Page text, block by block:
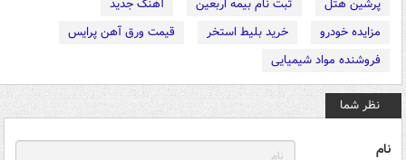
پرشین هتل
ثبت نام بیمه اربعین
آهنگ جدید
مزایده خودرو
خرید بلیط استخر
قیمت ورق آهن پرایس
فروشنده مواد شیمیایی
نظر شما
نام